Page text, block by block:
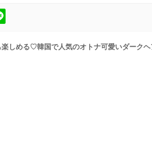
楽しめる♡韓国で人気のオトナ可愛いダーク